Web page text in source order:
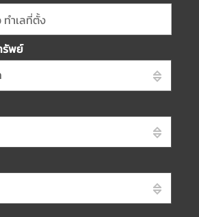
ทำเลที่ตั้ง
รัพย์